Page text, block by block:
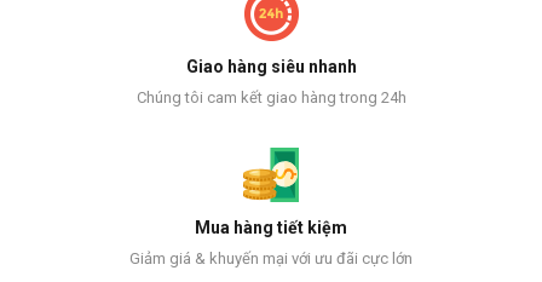
Giao hàng siêu nhanh
Chúng tôi cam kết giao hàng trong 24h
Mua hàng tiết kiệm
Giảm giá & khuyến mại với ưu đãi cực lớn